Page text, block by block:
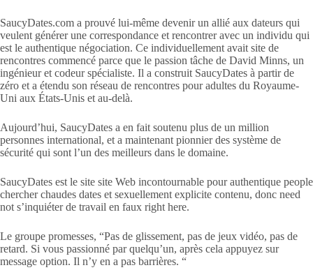
SaucyDates.com a prouvé lui-même devenir un allié aux dateurs qui
veulent générer une correspondance et rencontrer avec un individu qui
est le authentique négociation. Ce individuellement avait site de
rencontres commencé parce que le passion tâche de David Minns, un
ingénieur et codeur spécialiste. Il a construit SaucyDates à partir de
zéro et a étendu son réseau de rencontres pour adultes du Royaume-
Uni aux États-Unis et au-delà.
Aujourd’hui, SaucyDates a en fait soutenu plus de un million
personnes international, et a maintenant pionnier des système de
sécurité qui sont l’un des meilleurs dans le domaine.
SaucyDates est le site site Web incontournable pour authentique people
chercher chaudes dates et sexuellement explicite contenu, donc need
not s’inquiéter de travail en faux right here.
Le groupe promesses, “Pas de glissement, pas de jeux vidéo, pas de
retard. Si vous passionné par quelqu’un, après cela appuyez sur
message option. Il n’y en a pas barrières. “